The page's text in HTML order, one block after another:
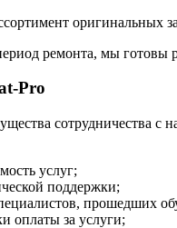
оригинальных
ремонта, мы готовы
Pro
сотрудничества с
услуг;
поддержки;
прошедших
оплаты за услуги;